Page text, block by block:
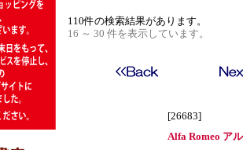
110件の検索結果があります。
16 ～ 30 件を表示しています。
[26683]
Alfa Romeo ア